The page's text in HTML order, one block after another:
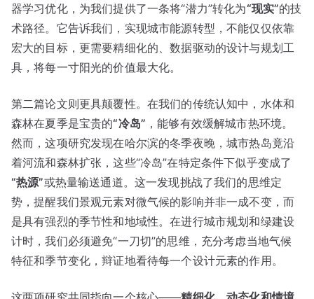
器学习优化，为我们提供了一条将“潜力”转化为“现实”的技
术路径。它告诉我们，实现城市能源转型，不能仅仅依靠
宏大的目标，更需要精细化的、数据驱动的设计与规划工
具，将每一寸阳光的价值最大化。
第二篇论文则更具颠覆性。在我们的传统认知中，水体和
森林在夏季是宝贵的“冷岛” ，能够有效缓解城市热环境。
然而，这项研究发现在哈尔滨的冬季夜晚，城市热岛竟沿
着河流和森林扩张，这些“冷岛”在特定条件下似乎变成了
“热源”或热量输送通道。这一发现挑战了我们的思维定
势，提醒我们景观元素对微气候的影响并非一成不变，而
是具有强烈的季节性和地域性。在进行城市规划和绿建设
计时，我们必须避免“一刀切”的思维，充分考虑当地气候
特征和季节变化，辩证地看待每一个设计元素的作用。